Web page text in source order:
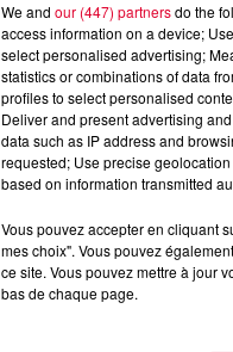
We and our (447) partnersdo the
access information on a device;
select personalised advertising;
statistics or combinations of data
profiles to select personalised
Deliver and present advertising
data such as IP address and
requested; Use precise
based on information transmitted
Vous pouvez accepter en cliquant
mes choix". Vous pouvez
ce site. Vous pouvez mettre à jour
bas de chaque page.